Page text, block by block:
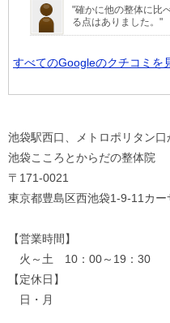
"確かに他の整体に比
る点はありました。"
すべてのGoogleのクチコミを
池袋駅西口、メトロポリタン
池袋こころとからだの整体院
〒171-0021
東京都豊島区西池袋1-9-11カー
【営業時間】
火～土 10：00～19：30
【定休日】
日・月